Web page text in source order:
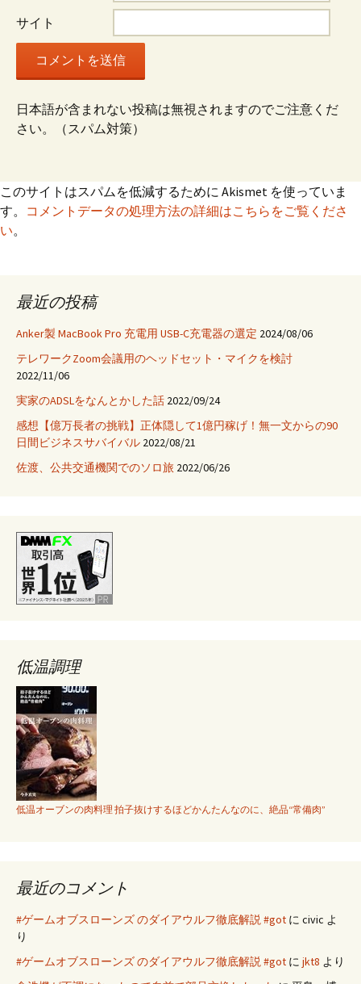
ン
サイト
日本語が含まれない投稿は無視されますのでご注意くだ
さい。（スパム対策）
このサイトはスパムを低減するために Akismet を使っていま
す。 コメントデータの処理方法の詳細はこちらをご覧くださ
い。
最近の投稿
Anker製 MacBook Pro 充電用 USB-C充電器の選定 2024/08/06
テレワークZoom会議用のヘッドセット・マイクを検討
2022/11/06
実家のADSLをなんとかした話 2022/09/24
感想【億万長者の挑戦】正体隠して1億円稼げ！無一文からの90
日間ビジネスサバイバル 2022/08/21
佐渡、公共交通機関でのソロ旅 2022/06/26
低温調理
低温オーブンの肉料理 拍子抜けするほどかんたんなのに、絶品“常備肉”
最近のコメント
#ゲームオブスローンズ のダイアウルフ徹底解説 #got に civic よ
り
#ゲームオブスローンズ のダイアウルフ徹底解説 #got に jkt8 より